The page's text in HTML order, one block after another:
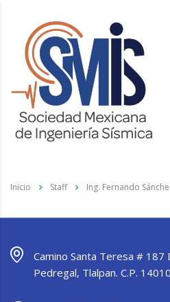
Inicio Staff Ing. Fernando
Camino Santa Teresa # 187
Pedregal, Tlalpan. C.P.